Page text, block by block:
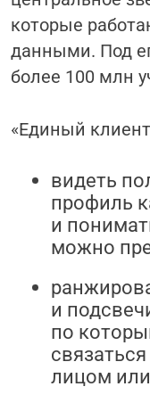
которые
данными. Под
более 100 млн
«Единый
видеть
профиль
и
можно
и
по
лицом